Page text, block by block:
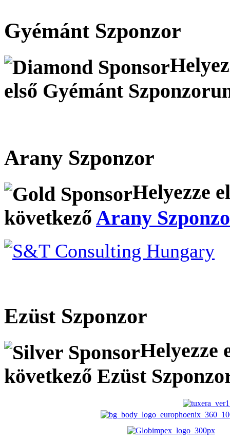
Gyémánt Szponzor
első Gyémánt
Arany Szponzor
Helyezze
következő Arany
Ezüst Szponzor
Helyezze
következő Ezüst